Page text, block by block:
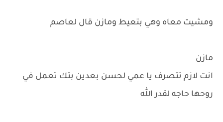
ومشيت معاه وهي بتعيط ومازن قال لعاصم
مازن
انت لازم تتصرف يا عمي لحسن بعدين بتك تعمل في
روحها حاجه لقدر الله